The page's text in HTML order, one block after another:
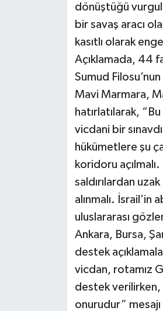
dönüştüğü
bir savaş aracı
kasıtlı olarak
Açıklamada, 44
Sumud
Mavi Marmara,
hatırlatılarak,
vicdani bir
hükümetlere şu
koridoru
saldırılardan
alınmalı. İsrail’in
uluslararası
Ankara, Bursa,
destek
vicdan, rotamız
destek verilirken,
onurudur”